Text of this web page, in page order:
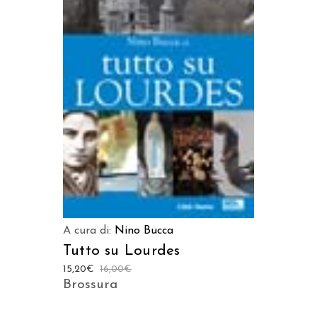
LEGGI TUTTO
A cura di: Nino Bucca
Tutto su Lourdes
16,00€
15,20€
Brossura